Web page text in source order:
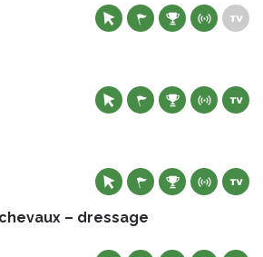
– dressage